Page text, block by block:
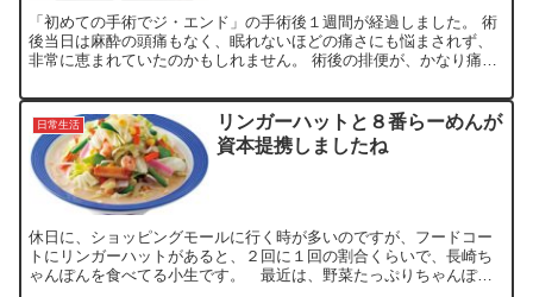
「初めての手術でジ・エンド」の手術後１週間が経過しました。 術
後当日は麻酔の頭痛もなく、眠れないほどの痛さにも悩まされず、
非常に恵まれていたのかもしれません。 術後の排便が、かなり痛い
日常生活
リンガーハットと８番らーめんが
資本提携しましたね
休日に、ショッピングモールに行く時が多いのですが、フードコー
トにリンガーハットがあると、２回に１回の割合くらいで、長崎ち
ゃんぽんを食べてる小生です。 最近は、野菜たっぷりちゃんぽん